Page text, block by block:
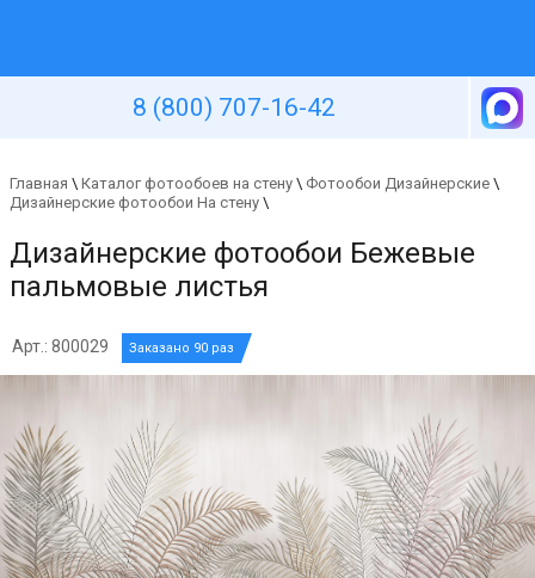
8 (800) 707-16-42
Главная \ Каталог фотообоев на стену \ Фотообои Дизайнерские \
Дизайнерские фотообои На стену \
Дизайнерские фотообои Бежевые
пальмовые листья
Арт.: 800029 Заказано 90 раз